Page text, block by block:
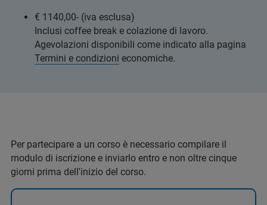
€ 1140,00- (iva esclusa)
Inclusi coffee break e colazione di lavoro.
Agevolazioni disponibili come indicato alla pagina
Termini e condizioni economiche.
Per partecipare a un corso è necessario compilare il
modulo di iscrizione e inviarlo entro e non oltre cinque
giorni prima dell'inizio del corso.